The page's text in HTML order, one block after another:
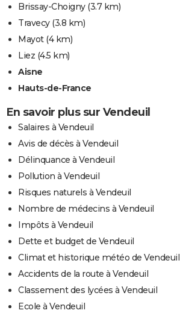
Brissay-Choigny(3.7 km)
Travecy(3.8 km)
Mayot(4 km)
Liez (4.5 km)
Aisne
Hauts-de-France
En savoir plus sur Vendeuil
Salaires à Vendeuil
Avis de décès à Vendeuil
Délinquance à Vendeuil
Pollution à Vendeuil
Risques naturels à Vendeuil
Nombre de médecins à Vendeuil
Impôts à Vendeuil
Dette et budget de Vendeuil
Climat et historique météo de Vendeuil
Accidents de la route à Vendeuil
Classement des lycées à Vendeuil
Ecole à Vendeuil